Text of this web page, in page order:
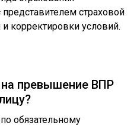
страховой
корректировки условий.
превышение ВПР
обязательному